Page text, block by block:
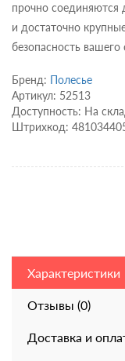
прочно соединяются
и достаточно
безопасность
Бренд: Полесье
Артикул: 52513
Доступность: На
Штрихкод:
Характеристики
Отзывы (0)
Доставка и